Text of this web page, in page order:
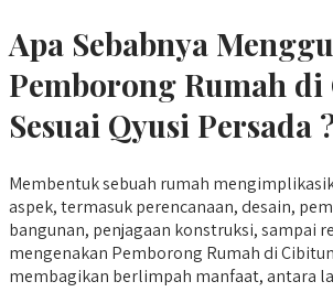
Apa Sebabnya
Pemborong Rumah
Sesuai Qyusi Persada
Membentuk sebuah rumah
aspek, termasuk perencanaan, desain,
bangunan, penjagaan konstruksi, sampai
mengenakan Pemborong Rumah di
membagikan berlimpah manfaat, antara